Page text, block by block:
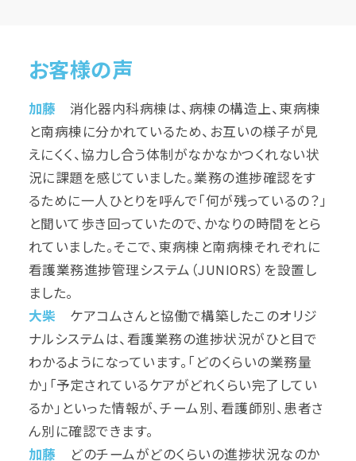
お客様の声
加藤 消化器内科病棟は、病棟の構造上、東病棟
と南病棟に分かれているため、お互いの様子が見
えにくく、協力し合う体制がなかなかつくれない状
況に課題を感じていました。業務の進捗確認をす
るために一人ひとりを呼んで「何が残っているの？」
と聞いて歩き回っていたので、かなりの時間をとら
れていました。そこで、東病棟と南病棟それぞれに
看護業務進捗管理システム（JUNIORS）を設置し
ました。
大柴 ケアコムさんと協働で構築したこのオリジ
ナルシステムは、看護業務の進捗状況がひと目で
わかるようになっています。「どのくらいの業務量
か」「予定されているケアがどれくらい完了してい
るか」といった情報が、チーム別、看護師別、患者さ
ん別に確認できます。
加藤 どのチームがどのくらいの進捗状況なのか